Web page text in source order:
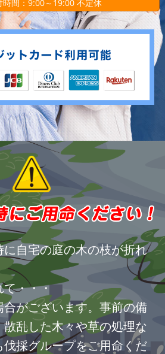
時間：9:00～19:00 不定休
自宅の庭の木の枝が折れ
て・・・
がございます。事前の備
乱した木々や草の処理な
伐採グループをご用命くだ